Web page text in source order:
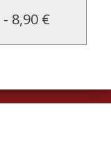
- 8,90 €